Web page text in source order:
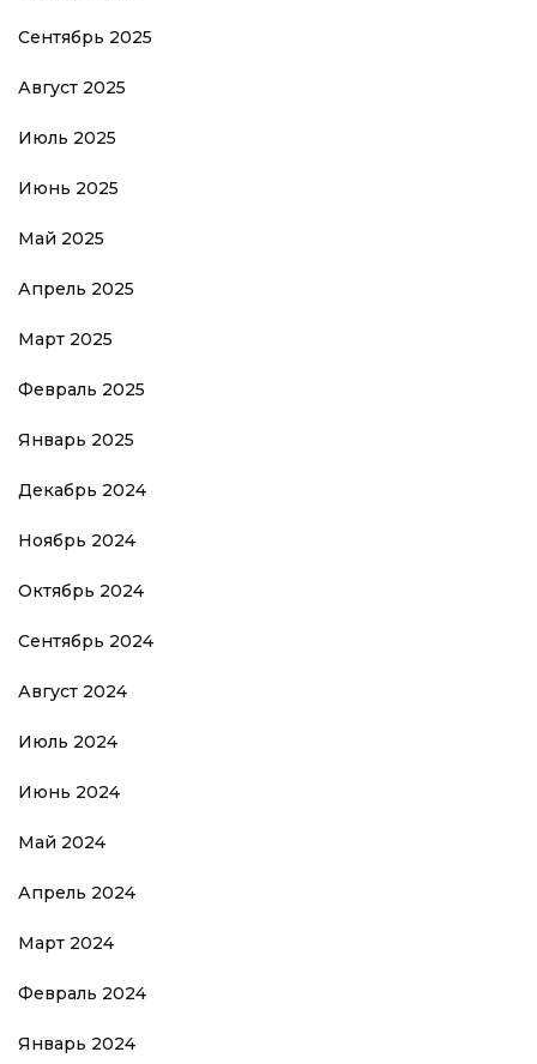
Сентябрь 2025
Август 2025
Июль 2025
Июнь 2025
Май 2025
Апрель 2025
Март 2025
Февраль 2025
Январь 2025
Декабрь 2024
Ноябрь 2024
Октябрь 2024
Сентябрь 2024
Август 2024
Июль 2024
Июнь 2024
Май 2024
Апрель 2024
Март 2024
Февраль 2024
Январь 2024